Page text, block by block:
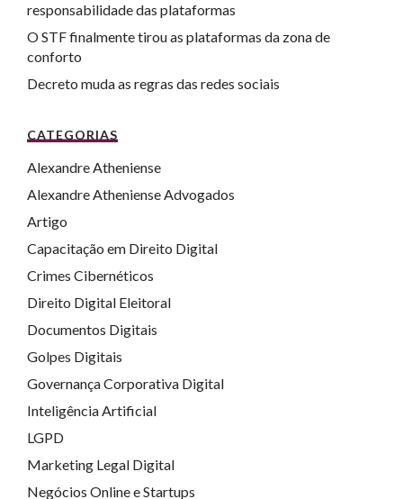
responsabilidade das plataformas
O STF finalmente tirou as plataformas da zona de
conforto
Decreto muda as regras das redes sociais
CATEGORIAS
Alexandre Atheniense
Alexandre Atheniense Advogados
Artigo
Capacitação em Direito Digital
Crimes Cibernéticos
Direito Digital Eleitoral
Documentos Digitais
Golpes Digitais
Governança Corporativa Digital
Inteligência Artificial
LGPD
Marketing Legal Digital
Negócios Online e Startups